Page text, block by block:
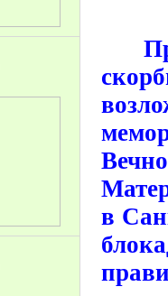
в